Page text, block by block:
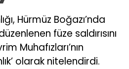
Hürmüz Boğazı’nda
füze saldırısını
Muhafızları’nın
olarak nitelendirdi.